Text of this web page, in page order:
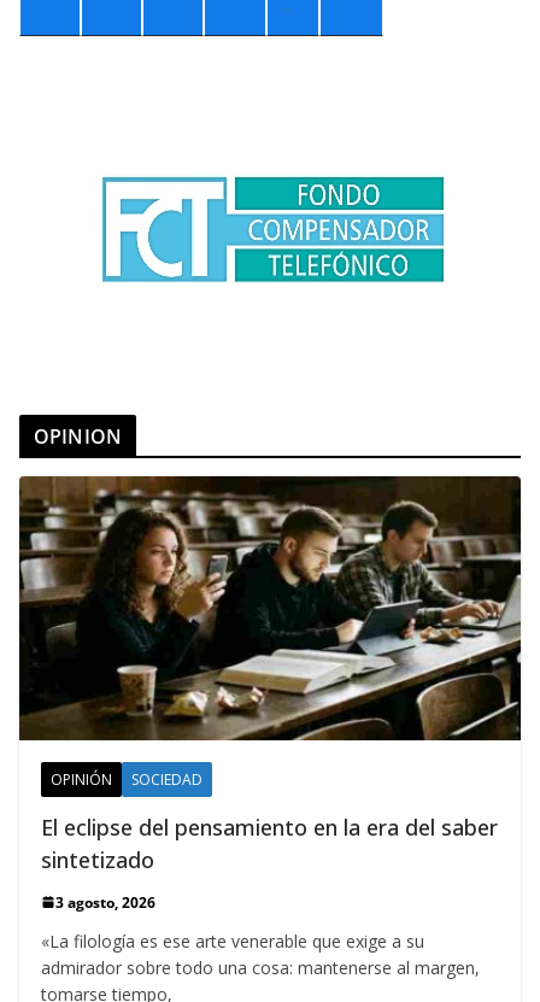
°
OPINION
OPINIÓN SOCIEDAD
El eclipse del pensamiento en la era del saber
sintetizado
3 agosto, 2026
«La filología es ese arte venerable que exige a su
admirador sobre todo una cosa: mantenerse al margen,
tomarse tiempo,